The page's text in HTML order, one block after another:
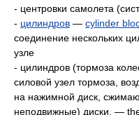
- центровки самолета
- цилиндров — cylinder
соединение нескольких
узле
- цилиндров (тормоза
силовой узел тормоза,
на нажимной диск,
неподвижные) диски, —